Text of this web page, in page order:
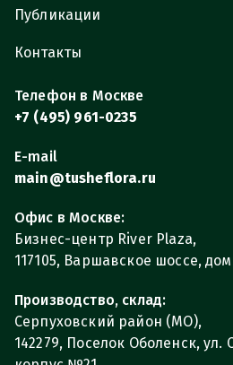
Публикации
Контакты
Телефон в Москве
+7 (495) 961-0235
E-mail
main@tusheflora.ru
Офис в Москве:
Бизнес-центр River Plaza,
117105, Варшавское шоссе,
Производство, склад:
Серпуховский район (МО),
142279, Поселок Оболенск, ул.